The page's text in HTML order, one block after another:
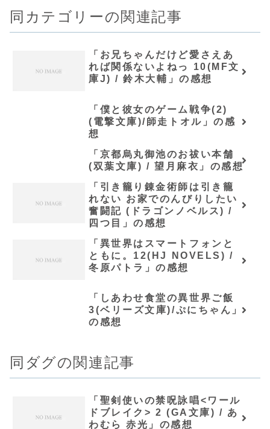
同カテゴリーの関連記事
「お兄ちゃんだけど愛さえあ
れば関係ないよねっ 10(MF文
庫J) / 鈴木大輔」の感想
「僕と彼女のゲーム戦争(2)
(電撃文庫)/師走トオル」の感
想
「京都烏丸御池のお祓い本舗
(双葉文庫) / 望月麻衣」の感想
「引き籠り錬金術師は引き籠
れない お家でのんびりしたい
奮闘記 (ドラゴンノベルス) /
四つ目」の感想
「異世界はスマートフォンと
ともに。12(HJ NOVELS) /
冬原パトラ」の感想
「しあわせ食堂の異世界ご飯
3(ベリーズ文庫)/ぷにちゃん」
の感想
同ダグの関連記事
「聖剣使いの禁呪詠唱<ワール
ドブレイク> 2 (GA文庫) / あ
わむら 赤光」の感想